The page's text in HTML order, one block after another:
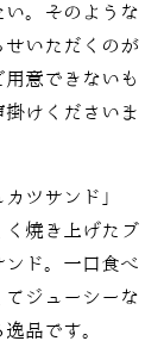
。そのような
いただくのが
意できないも
けくださいま
ツサンド」
く焼き上げたブ
ド。一口食べ
ジューシーな
品です。